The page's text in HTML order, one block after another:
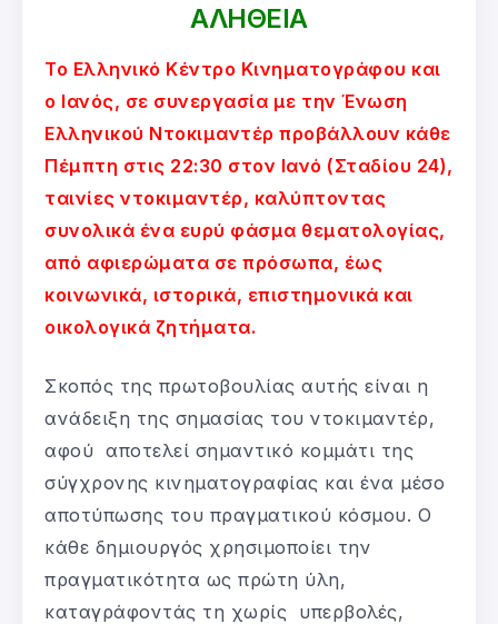
ΑΛΗΘΕΙΑ
To Ελληνικό Κέντρο Κινηματογράφου και
ο Ιανός, σε συνεργασία με την Ένωση
Ελληνικού Ντοκιμαντέρ προβάλλουν κάθε
Πέμπτη στις 22:30 στον Ιανό (Σταδίου 24),
ταινίες ντοκιμαντέρ, καλύπτοντας
συνολικά ένα ευρύ φάσμα θεματολογίας,
από αφιερώματα σε πρόσωπα, έως
κοινωνικά, ιστορικά, επιστημονικά και
οικολογικά ζητήματα.
Σκοπός της πρωτοβουλίας αυτής είναι η
ανάδειξη της σημασίας του ντοκιμαντέρ,
αφού αποτελεί σημαντικό κομμάτι της
σύγχρονης κινηματογραφίας και ένα μέσο
αποτύπωσης του πραγματικού κόσμου. Ο
κάθε δημιουργός χρησιμοποίει την
πραγματικότητα ως πρώτη ύλη,
καταγράφοντάς τη χωρίς υπερβολές,